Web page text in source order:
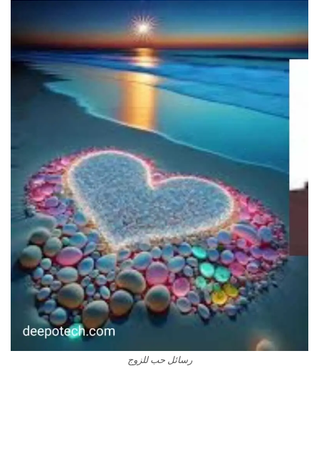
رسائل حب للزوج